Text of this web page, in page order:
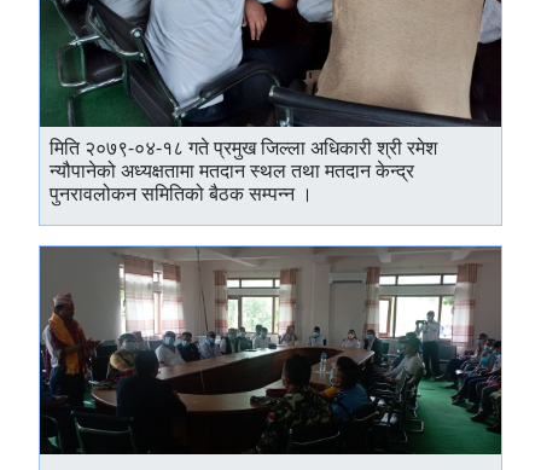
मिति २०७९-०४-१८ गते प्रमुख जिल्ला अधिकारी श्री रमेश
न्यौपानेको अध्यक्षतामा मतदान स्थल तथा मतदान केन्द्र
पुनरावलोकन समितिको बैठक सम्पन्न ।